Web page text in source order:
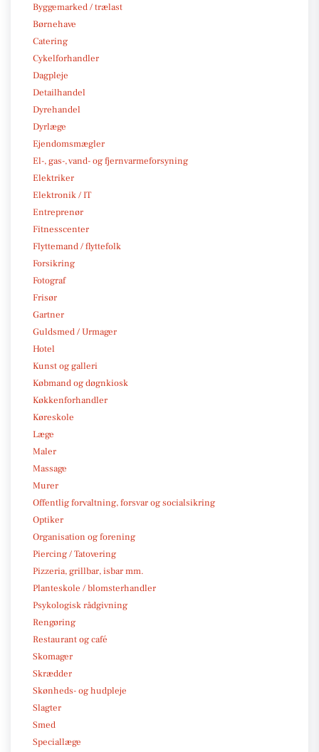
Byggemarked / trælast
Børnehave
Catering
Cykelforhandler
Dagpleje
Detailhandel
Dyrehandel
Dyrlæge
Ejendomsmægler
El-, gas-, vand- og fjernvarmeforsyning
Elektriker
Elektronik / IT
Entreprenør
Fitnesscenter
Flyttemand / flyttefolk
Forsikring
Fotograf
Frisør
Gartner
Guldsmed / Urmager
Hotel
Kunst og galleri
Købmand og døgnkiosk
Køkkenforhandler
Køreskole
Læge
Maler
Massage
Murer
Offentlig forvaltning, forsvar og socialsikring
Optiker
Organisation og forening
Piercing / Tatovering
Pizzeria, grillbar, isbar mm.
Planteskole / blomsterhandler
Psykologisk rådgivning
Rengøring
Restaurant og café
Skomager
Skrædder
Skønheds- og hudpleje
Slagter
Smed
Speciallæge